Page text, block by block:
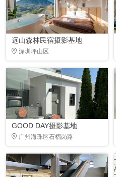
远山森林民宿摄影基地
深圳坪山区
GOOD DAY摄影基地
广州海珠区石榴岗路